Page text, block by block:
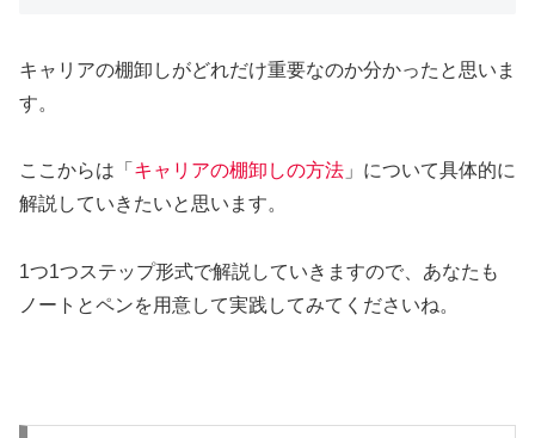
キャリアの棚卸しがどれだけ重要なのか分かったと思いま
す。
ここからは「 キャリアの棚卸しの方法 」について具体的に
解説していきたいと思います。
1つ1つステップ形式で解説していきますので、あなたも
ノートとペンを用意して実践してみてくださいね。